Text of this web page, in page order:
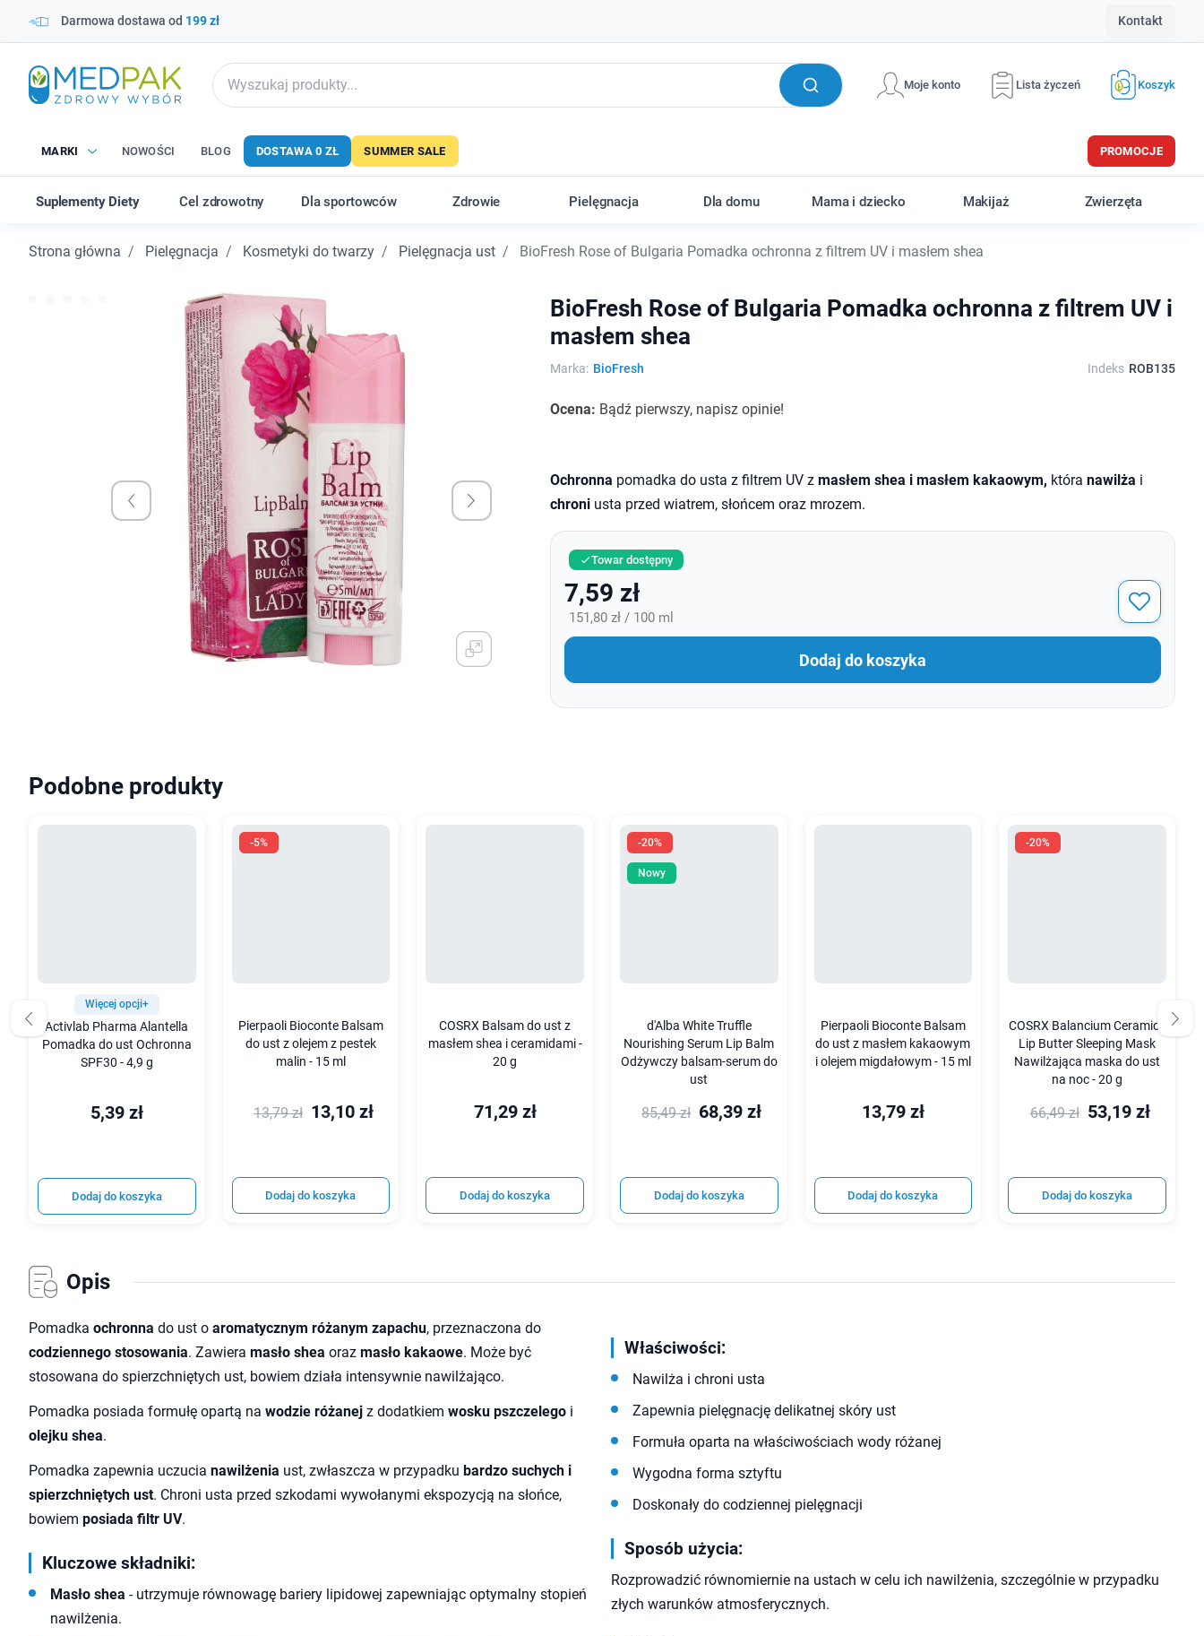
Darmowa dostawa od 199 zł Kontakt
Moje konto Lista życzeń Koszyk
MARKI NOWOŚCI BLOG DOSTAWA 0 ZŁ SUMMER SALE PROMOCJE
Suplementy Diety Cel zdrowotny Dla sportowców Zdrowie Pielęgnacja Dla domu Mama i dziecko Makijaż Zwierzęta
Strona główna Pielęgnacja Kosmetyki do twarzy Pielęgnacja ust BioFresh Rose of Bulgaria Pomadka ochronna z filtrem UV i masłem shea
BioFresh Rose of Bulgaria Pomadka ochronna z filtrem UV i
masłem shea
Marka: BioFresh Indeks ROB135
Ocena: Bądź pierwszy, napisz opinie!
Ochronna pomadka do usta z filtrem UV z masłem shea i masłem kakaowym, która nawilża i
chroniusta przed wiatrem, słońcem oraz mrozem.
Towar dostępny
7,59 zł
151,80 zł / 100 ml
Dodaj do koszyka
Podobne produkty
Więcej opcji+
Activlab Pharma Alantella
Pomadka do ust Ochronna
SPF30 - 4,9 g
5,39 zł
Dodaj do koszyka
-5%
Pierpaoli Bioconte Balsam
do ust z olejem z pestek
malin - 15 ml
13,79 zł 13,10 zł
Dodaj do koszyka
COSRX Balsam do ust z
masłem shea i ceramidami -
20 g
71,29 zł
Dodaj do koszyka
-20%
Nowy
d'Alba White Truffle
Nourishing Serum Lip Balm
Odżywczy balsam-serum do
ust
85,49 zł 68,39 zł
Dodaj do koszyka
Pierpaoli Bioconte Balsam
do ust z masłem kakaowym
i olejem migdałowym - 15 ml
13,79 zł
Dodaj do koszyka
-20%
COSRX Balancium Ceramide
Lip Butter Sleeping Mask
Nawilżająca maska do ust
na noc - 20 g
66,49 zł 53,19 zł
Dodaj do koszyka
Opis
Pomadka ochronna do ust o aromatycznym różanym zapachu, przeznaczona do
codziennego stosowania. Zawiera masło shea oraz masło kakaowe. Może być
stosowana do spierzchniętych ust, bowiem działa intensywnie nawilżająco.
Pomadka posiada formułę opartą na wodzie różanej z dodatkiem wosku pszczelego i
olejku shea.
Pomadka zapewnia uczucia nawilżenia ust, zwłaszcza w przypadku bardzo suchych i
spierzchniętych ust. Chroni usta przed szkodami wywołanymi ekspozycją na słońce,
bowiem posiada filtr UV.
Kluczowe składniki:
Masło shea - utrzymuje równowagę bariery lipidowej zapewniając optymalny stopień
nawilżenia.
Właściwości:
Nawilża i chroni usta
Zapewnia pielęgnację delikatnej skóry ust
Formuła oparta na właściwościach wody różanej
Wygodna forma sztyftu
Doskonały do codziennej pielęgnacji
Sposób użycia:
Rozprowadzić równomiernie na ustach w celu ich nawilżenia, szczególnie w przypadku
złych warunków atmosferycznych.